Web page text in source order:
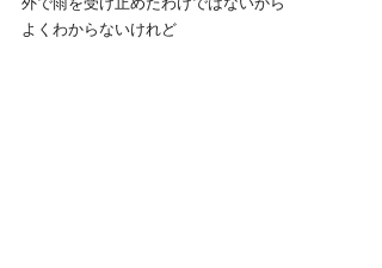
よくわからないけれど